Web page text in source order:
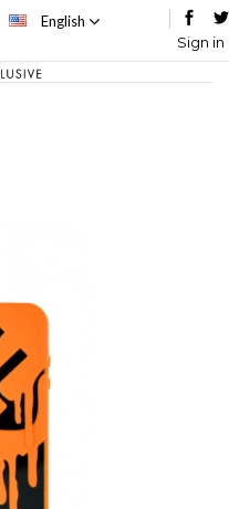
English
Sign in